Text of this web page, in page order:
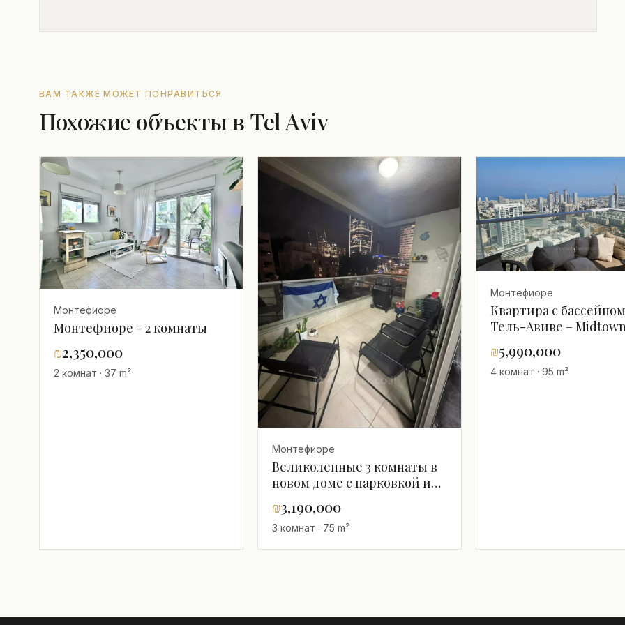
ВАМ ТАКЖЕ МОЖЕТ ПОНРАВИТЬСЯ
Похожие объекты в Tel Aviv
Монтефиоре
Монтефиоре - 2 комнаты
₪2,350,000
2 комнат · 37 m²
Монтефиоре
Великолепные 3 комнаты в
новом доме с парковкой и
₪3,190,000
3 комнат · 75 m²
Монтефиоре
Квартира с
Тель-Авиве –
₪5,990,000
4 комнат · 95 m²